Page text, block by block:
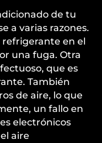
de tu
a varias razones.
refrigerante en el
una fuga. Otra
que es
También
de aire, lo que
un fallo en
electrónicos
aire